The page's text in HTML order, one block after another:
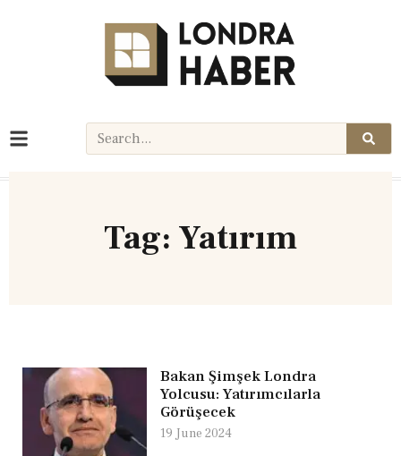
Tag: Yatırım
Bakan Şimşek Londra
Yolcusu: Yatırımcılarla
Görüşecek
19 June 2024